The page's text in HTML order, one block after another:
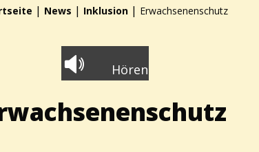
| News | Inklusion | Erwachsenenschutz
Hören